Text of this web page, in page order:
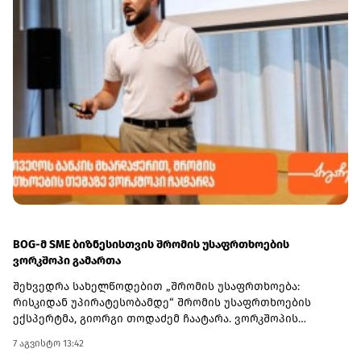
BOG-მ SME ბიზნესისთვის შრომის უსაფრთხოების
ვორკშოპი გამართა
შეხვედრა სახელწოდებით „შრომის უსაფრთხოება:
რისკიდან უპირატესობამდე“ შრომის უსაფრთხოების
ექსპერტმა, გიორგი თოდაძემ ჩაატარა. ვორკშოპის
იმის შესახებ, თუ როგორ იქცევა უსაფრთხოების
7 აგვისტო 13:42